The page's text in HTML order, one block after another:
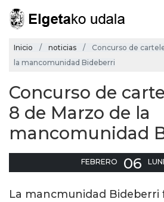
Inicio noticias
Concurso de
la mancomunidad Bideberri
Concurso de
8 de Marzo de la
mancomunidad
FEBRERO 06
La mancmunidad Bideberri